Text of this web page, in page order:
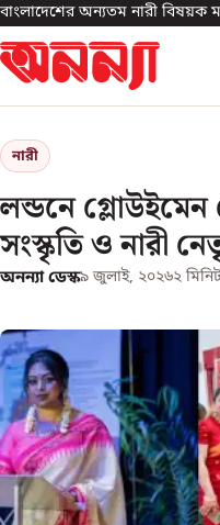
বাংলাদেশের অন্যতম নারী বিষয়ক
নারী
লন্ডনে
সংস্কৃতি ও নারী
অনন্যা ডেস্ক৯ জুলাই, ২০২৬২